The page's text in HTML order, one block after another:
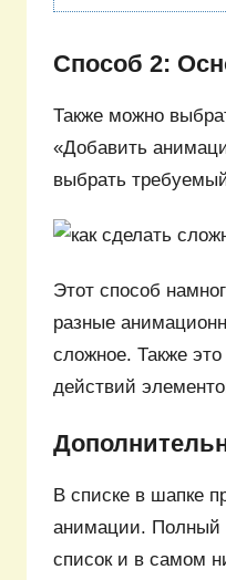
Способ 2:
Также можно
«Добавить
выбрать
Этот способ
разные
сложное. Также
действий
В списке в шапке
анимации. Полный
список и в самом